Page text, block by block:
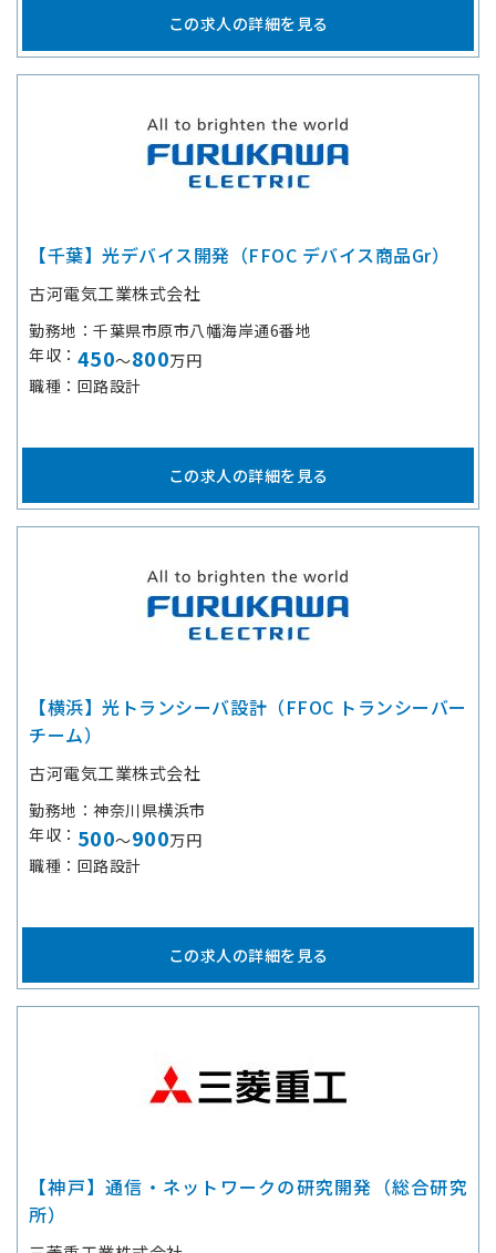
この求人の詳細を見る
【千葉】光デバイス開発（FFOC デバイス商品Gr）
古河電気工業株式会社
勤務地
千葉県市原市八幡海岸通6番地
年収
450～800万円
職種
回路設計
この求人の詳細を見る
【横浜】光トランシーバ設計（FFOC トランシーバー
チーム）
古河電気工業株式会社
勤務地
神奈川県横浜市
年収
500～900万円
職種
回路設計
この求人の詳細を見る
【神戸】通信・ネットワークの研究開発（総合研究
所）